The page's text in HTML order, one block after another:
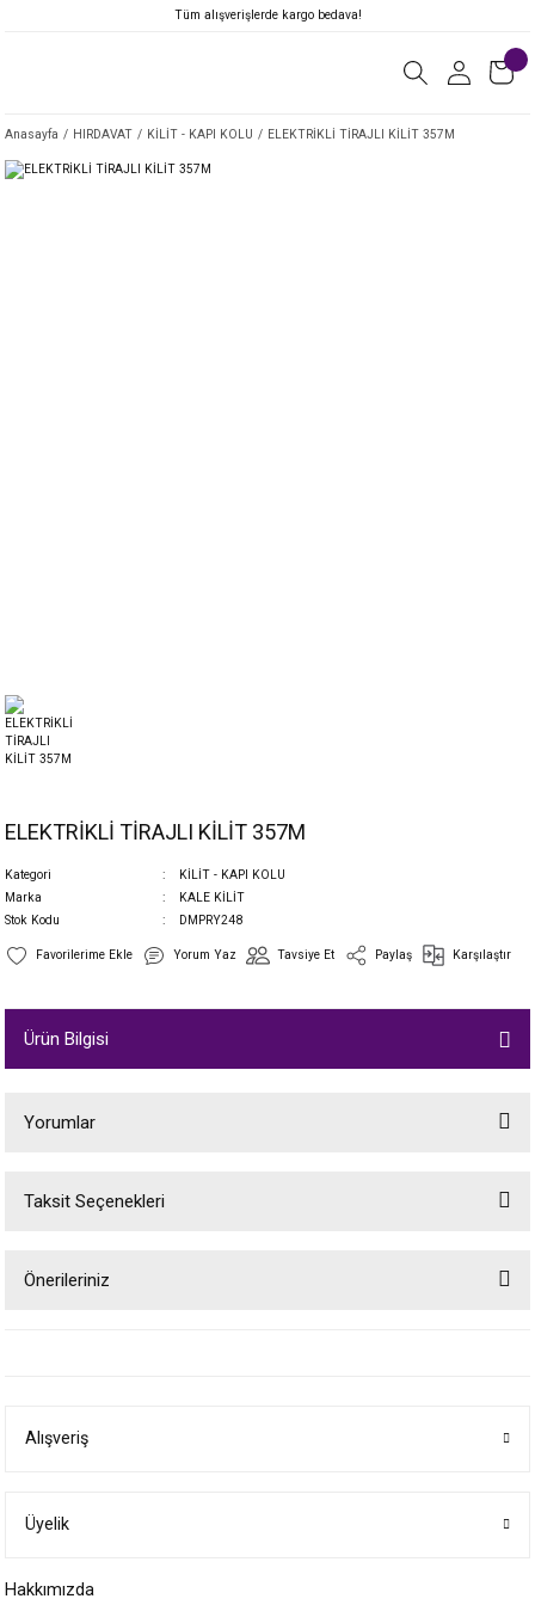
Tüm alışverişlerde kargo bedava!
Anasayfa HIRDAVAT KİLİT - KAPI KOLU ELEKTRİKLİ TİRAJLI KİLİT 357M
ELEKTRİKLİ TİRAJLI KİLİT 357M
Kategori
KİLİT - KAPI KOLU
Marka
KALE KİLİT
Stok Kodu
DMPRY248
Yorum Yaz Tavsiye Et Paylaş Karşılaştır
Ürün Bilgisi
Yorumlar
Taksit Seçenekleri
Önerileriniz
Ürün bilgilerinde hatalar bulunuyor.
Bu ürüne benzer farklı alternatifler olmalı.
Alışveriş
Üyelik
Hakkımızda